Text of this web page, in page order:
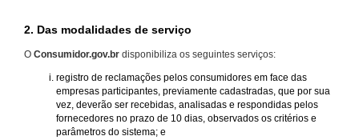
2. Das modalidades de serviço
O Consumidor.gov.br disponibiliza os seguintes serviços:
registro de reclamações pelos consumidores em face das
empresas participantes, previamente cadastradas, que por sua
vez, deverão ser recebidas, analisadas e respondidas pelos
fornecedores no prazo de 10 dias, observados os critérios e
parâmetros do sistema; e